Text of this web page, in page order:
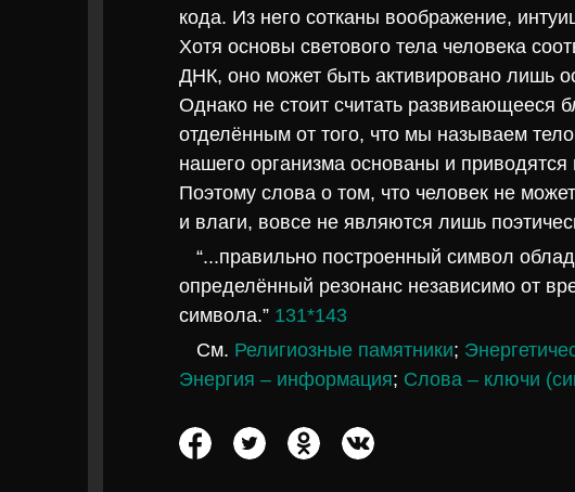
кода. Из него сотканы воображение,
Хотя основы светового тела человека
ДНК, оно может быть активировано лишь
Однако не стоит считать развивающееся
отделённым от того, что мы называем
нашего организма основаны и
Поэтому слова о том, что человек не
и влаги, вовсе не являются лишь
“...правильно построенный символ
определённый резонанс независимо от
символа.” 131*143
См. Религиозные памятники;
Энергия – информация; Слова – ключи